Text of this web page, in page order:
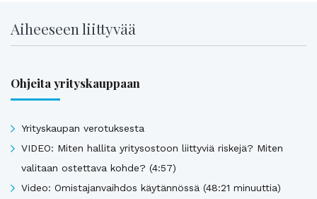
Aiheeseen liittyvää
Ohjeita yrityskauppaan
Yrityskaupan verotuksesta
VIDEO: Miten hallita yritysostoon liittyviä riskejä? Miten
valitaan ostettava kohde? (4:57)
Video: Omistajanvaihdos käytännössä (48:21 minuuttia)